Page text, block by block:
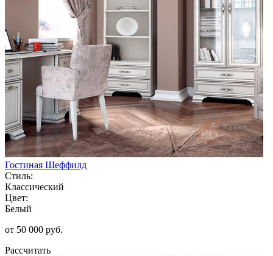
Гостиная Шеффилд
Стиль:
Классический
Цвет:
Белый
от 50 000 руб.
Рассчитать